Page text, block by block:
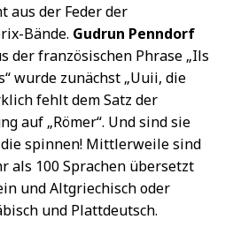
aus der Feder der
Bände. Gudrun Penndorf
der französischen Phrase „Ils
wurde zunächst „Uuii, die
fehlt dem Satz der
auf „Römer“. Und sind sie
spinnen! Mittlerweile sind
als 100 Sprachen übersetzt
und Altgriechisch oder
und Plattdeutsch.